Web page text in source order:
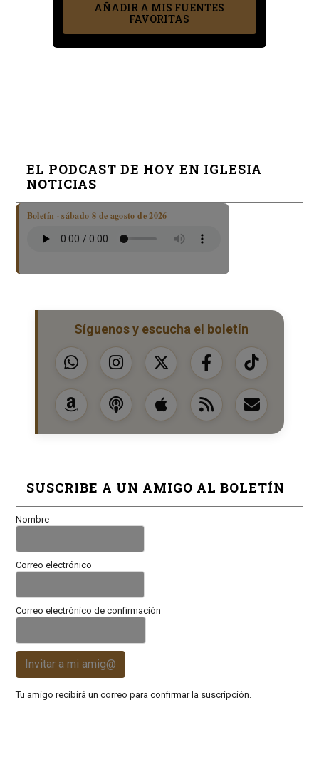
AÑADIR A MIS FUENTES
FAVORITAS
EL PODCAST DE HOY EN IGLESIA
NOTICIAS
Boletín · sábado 8 de agosto de 2026
Síguenos y escucha el boletín
SUSCRIBE A UN AMIGO AL BOLETÍN
Nombre
Correo electrónico
Correo electrónico de confirmación
Invitar a mi amig@
Tu amigo recibirá un correo para confirmar la suscripción.